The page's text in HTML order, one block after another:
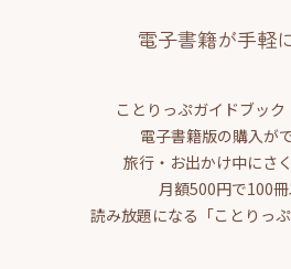
電子書籍が手軽
ことりっぷガイドブック
電子書籍版の購入が
旅行・お出かけ中にさ
月額500円で100
読み放題になる「ことりっ